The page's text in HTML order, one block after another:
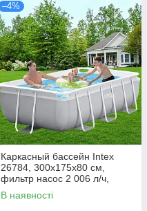
–4%
Каркасный бассейн Intex
26784, 300х175х80 см,
фильтр насос 2 006 л/ч,
лестница
В наявності